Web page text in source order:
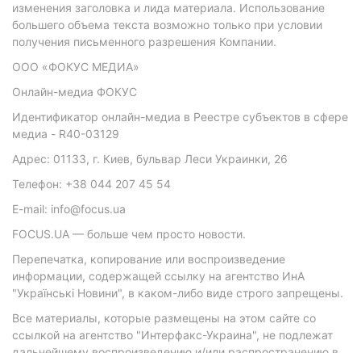
изменения заголовка и лида материала. Использование
большего объема текста возможно только при условии
получения письменного разрешения Компании.
ООО «ФОКУС МЕДИА»
Онлайн-медиа ФОКУС
Идентификатор онлайн-медиа в Реестре субъектов в сфере
медиа - R40-03129
Адрес: 01133, г. Киев, бульвар Леси Украинки, 26
Телефон: +38 044 207 45 54
E-mail: info@focus.ua
FOCUS.UA — больше чем просто новости.
Перепечатка, копирование или воспроизведение
информации, содержащей ссылку на агентство ИнА
"Українські Новини", в каком-либо виде строго запрещены.
Все материалы, которые размещены на этом сайте со
ссылкой на агентство "Интерфакс-Украина", не подлежат